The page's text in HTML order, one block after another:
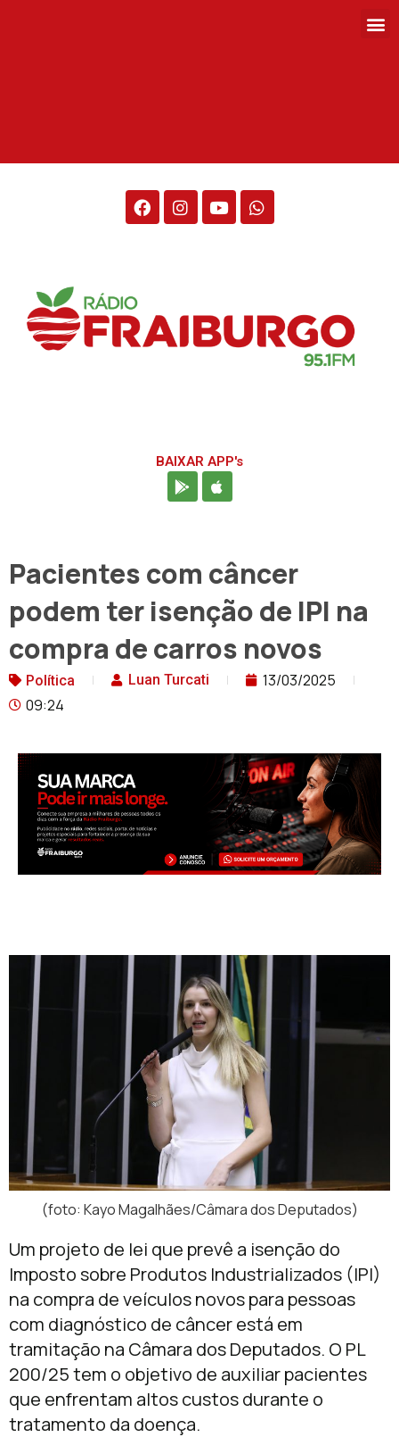
BAIXAR APP's
Pacientes com câncer
podem ter isenção de IPI na
compra de carros novos
Política Luan Turcati
13/03/2025
09:24
(foto: Kayo Magalhães/Câmara dos Deputados)
Um projeto de lei que prevê a isenção do
Imposto sobre Produtos Industrializados (IPI)
na compra de veículos novos para pessoas
com diagnóstico de câncer está em
tramitação na Câmara dos Deputados. O PL
200/25 tem o objetivo de auxiliar pacientes
que enfrentam altos custos durante o
tratamento da doença.